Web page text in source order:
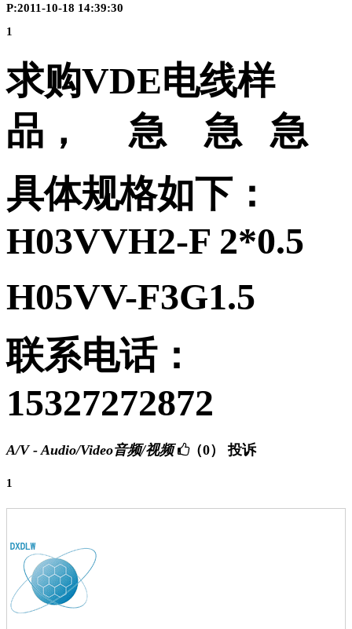
P:2011-10-18 14:39:30
1
求购VDE电线样
品， 急 急 急
具体规格如下：
H03VVH2-F 2*0.5
H05VV-F3G1.5
联系电话：
15327272872
A/V - Audio/Video音频/视频 （0） 投诉
1